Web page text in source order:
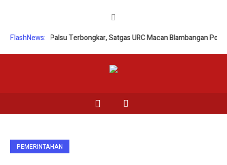
FlashNews:
Begal Palsu Terbongkar, Satgas URC Macan Blambangan Polresta
PEMERINTAHAN